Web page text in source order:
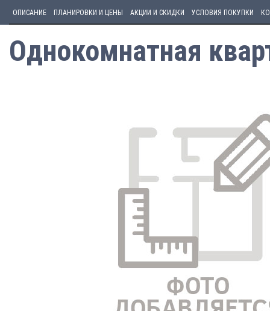
ОПИСАНИЕ ПЛАНИРОВКИ И ЦЕНЫ АКЦИИ И СКИДКИ УСЛОВИЯ ПОКУПКИ
Однокомнатная